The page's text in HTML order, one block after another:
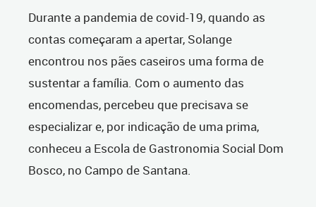
Durante a pandemia de covid-19, quando as
contas começaram a apertar, Solange
encontrou nos pães caseiros uma forma de
sustentar a família. Com o aumento das
encomendas, percebeu que precisava se
especializar e, por indicação de uma prima,
conheceu a Escola de Gastronomia Social Dom
Bosco, no Campo de Santana.